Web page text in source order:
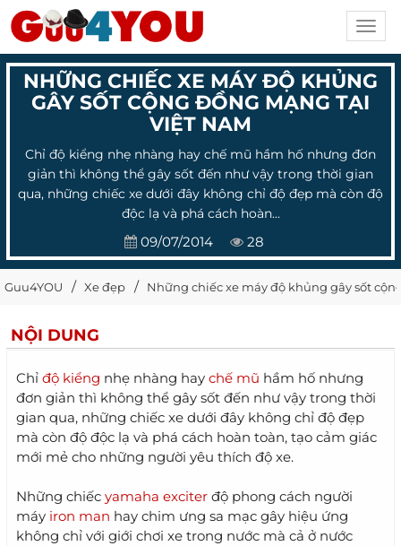
NHỮNG CHIẾC XE MÁY ĐỘ KHỦNG
GÂY SỐT CỘNG ĐỒNG MẠNG TẠI
VIỆT NAM
Chỉ độ kiểng nhẹ nhàng hay chế mũ hầm hố nhưng đơn
giản thì không thể gây sốt đến như vậy trong thời gian
qua, những chiếc xe dưới đây không chỉ độ đẹp mà còn độ
độc lạ và phá cách hoàn...
09/07/2014 28
Guu4YOU Xe đẹp Những chiếc xe máy độ khủng gây sốt
NỘI DUNG
Chỉ độ kiểng nhẹ nhàng hay chế mũ hầm hố nhưng
đơn giản thì không thể gây sốt đến như vậy trong thời
gian qua, những chiếc xe dưới đây không chỉ độ đẹp
mà còn độ độc lạ và phá cách hoàn toàn, tạo cảm giác
mới mẻ cho những người yêu thích độ xe.
Những chiếc yamaha exciter độ phong cách người
máy iron man hay chim ưng sa mạc gây hiệu ứng
không chỉ với giới chơi xe trong nước mà cả ở nước